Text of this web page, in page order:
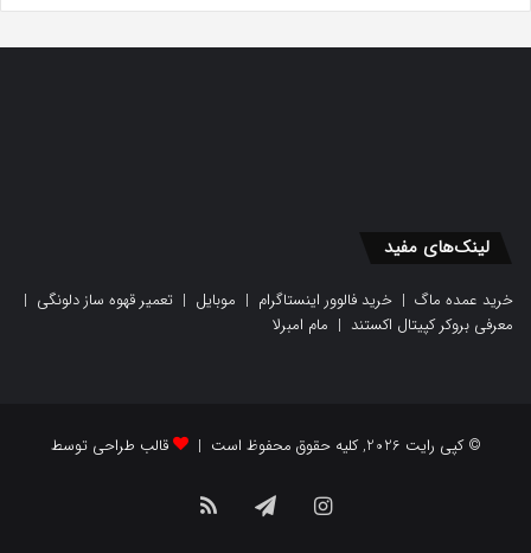
لینک‌های مفید
خرید عمده ماگ | خرید فالوور اینستاگرام | موبایل | تعمیر قهوه ساز دلونگی |
معرفی بروکر کپیتال اکستند | مام امبرلا
© کپی رایت 2026, کلیه حقوق محفوظ است | قالب طراحی توسط
اینستاگرامتلگرامخوراک